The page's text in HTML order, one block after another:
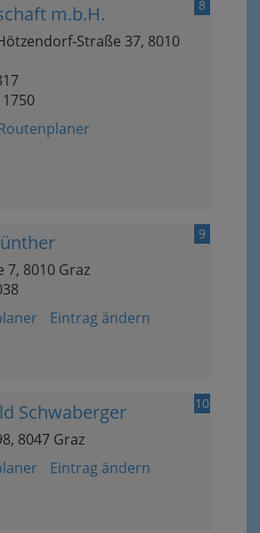
8
m.b.H.
Straße 37, 8010
9
7, 8010 Graz
Eintrag ändern
10
Schwaberger
8047 Graz
Eintrag ändern